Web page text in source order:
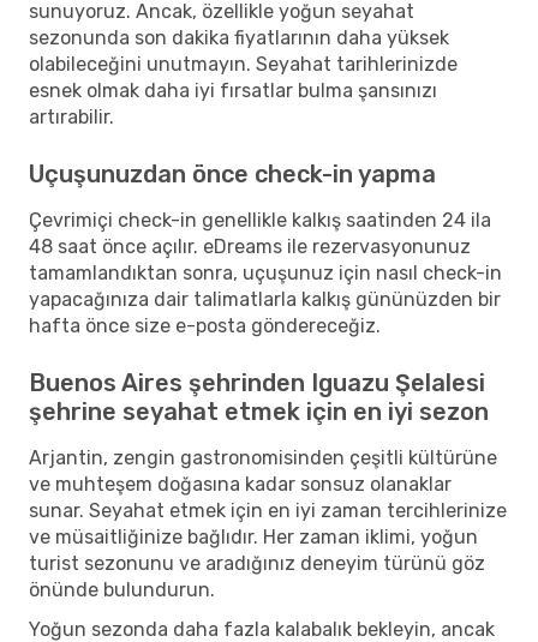
sunuyoruz. Ancak, özellikle yoğun seyahat
sezonunda son dakika fiyatlarının daha yüksek
olabileceğini unutmayın. Seyahat tarihlerinizde
esnek olmak daha iyi fırsatlar bulma şansınızı
artırabilir.
Uçuşunuzdan önce check-in yapma
Çevrimiçi check-in genellikle kalkış saatinden 24 ila
48 saat önce açılır. eDreams ile rezervasyonunuz
tamamlandıktan sonra, uçuşunuz için nasıl check-in
yapacağınıza dair talimatlarla kalkış gününüzden bir
hafta önce size e-posta göndereceğiz.
Buenos Aires şehrinden Iguazu Şelalesi
şehrine seyahat etmek için en iyi sezon
Arjantin, zengin gastronomisinden çeşitli kültürüne
ve muhteşem doğasına kadar sonsuz olanaklar
sunar. Seyahat etmek için en iyi zaman tercihlerinize
ve müsaitliğinize bağlıdır. Her zaman iklimi, yoğun
turist sezonunu ve aradığınız deneyim türünü göz
önünde bulundurun.
Yoğun sezonda daha fazla kalabalık bekleyin, ancak